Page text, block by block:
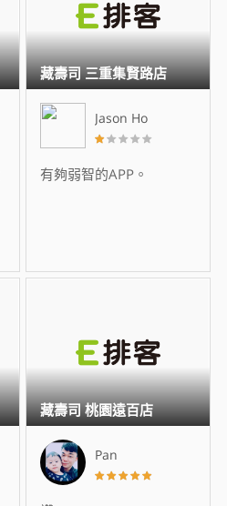
Jason Ho
有夠弱智的APP。
藏壽司 三重集賢路店
Pan
藏壽司 桃園遠百店